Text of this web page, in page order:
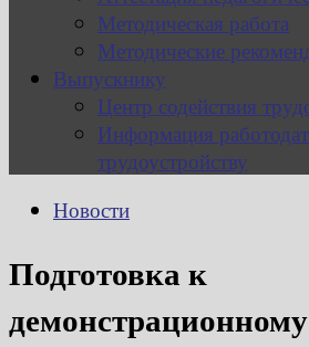
Методическая работа
Методические
Выпускнику
Центр содействия
Информация
трудоустройству
Новости
Подготовка к